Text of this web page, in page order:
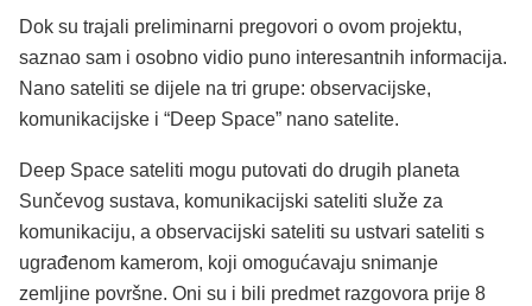
Dok su trajali preliminarni pregovori o ovom projektu,
saznao sam i osobno vidio puno interesantnih informacija.
Nano sateliti se dijele na tri grupe: observacijske,
komunikacijske i “Deep Space” nano satelite.
Deep Space sateliti mogu putovati do drugih planeta
Sunčevog sustava, komunikacijski sateliti služe za
komunikaciju, a observacijski sateliti su ustvari sateliti s
ugrađenom kamerom, koji omogućavaju snimanje
zemljine površne. Oni su i bili predmet razgovora prije 8